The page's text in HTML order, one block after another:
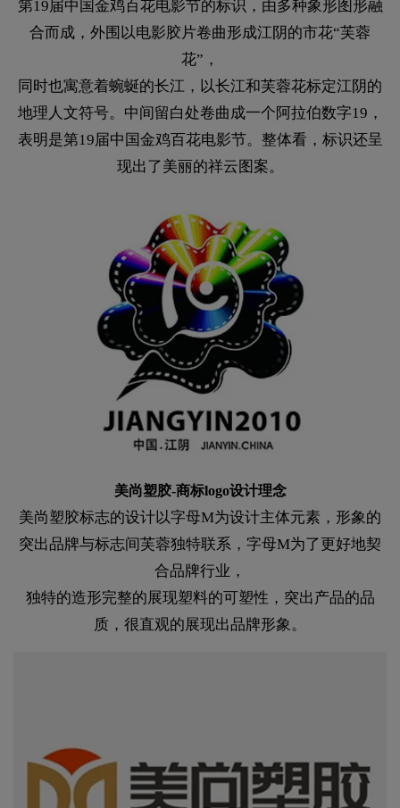
第19届中国金鸡百花电影节的标识，由多种象形图形融
合而成，外围以电影胶片卷曲形成江阴的市花“芙蓉
花”，
同时也寓意着蜿蜒的长江，以长江和芙蓉花标定江阴的
地理人文符号。中间留白处卷曲成一个阿拉伯数字19，
表明是第19届中国金鸡百花电影节。整体看，标识还呈
现出了美丽的祥云图案。
美尚塑胶-商标logo设计理念
美尚塑胶标志的设计以字母M为设计主体元素，形象的
突出品牌与标志间芙蓉独特联系，字母M为了更好地契
合品牌行业，
独特的造形完整的展现塑料的可塑性，突出产品的品
质，很直观的展现出品牌形象。